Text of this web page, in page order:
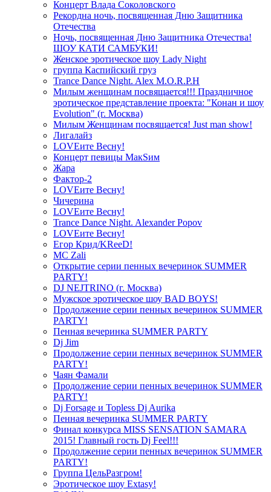
Концерт Влада Соколовского
Рекордна ночь, посвященная Дню Защитника
Отечества
Ночь, посвященная Дню Защитника Отечества!
ШОУ КАТИ САМБУКИ!
Женское эротическое шоу Lady Night
группа Каспийский груз
Trance Dance Night. Alex M.O.R.P.H
Милым женщинам посвящается!!! Праздничное
эротическое представление проекта: "Конан и шоу
Evolution" (г. Москва)
Милым Женщинам посвящается! Just man show!
Лигалайз
LOVEите Весну!
Концерт певицы МакSим
Жара
Фактор-2
LOVEите Весну!
Чичерина
LOVEите Весну!
Trance Dance Night. Alexander Popov
LOVEите Весну!
Егор Крид/KReeD!
MC Zali
Открытие серии пенных вечеринок SUMMER
PARTY!
DJ NEJTRINO (г. Москва)
Мужское эротическое шоу BAD BOYS!
Продолжение серии пенных вечеринок SUMMER
PARTY!
Пенная вечеринка SUMMER PARTY
Dj Jim
Продолжение серии пенных вечеринок SUMMER
PARTY!
Чаян Фамали
Продолжение серии пенных вечеринок SUMMER
PARTY!
Dj Forsage и Topless Dj Aurika
Пенная вечеринка SUMMER PARTY
Финал конкурса MISS SENSATION SAMARA
2015! Главный гость Dj Feel!!!
Продолжение серии пенных вечеринок SUMMER
PARTY!
Группа ЦельРазгром!
Эротическое шоу Extasy!